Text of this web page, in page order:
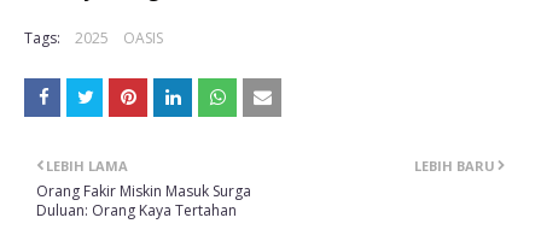
Tags: 2025 OASIS
LEBIH BARU
LEBIH LAMA
Orang Fakir Miskin Masuk Surga
Duluan: Orang Kaya Tertahan